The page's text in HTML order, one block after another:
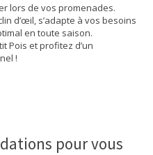
lors de vos promenades.
d’œil, s’adapte à vos besoins
en toute saison.
Pois et profitez d’un
!
pour vous